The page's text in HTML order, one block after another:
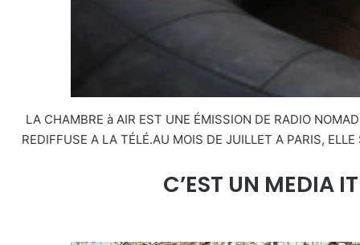
LA CHAMBRE à AIR EST UNE ÉMISSION DE RADIO
REDIFFUSE A LA TÉLÉ.AU MOIS DE JUILLET A PARIS,
C’EST UN MEDIA